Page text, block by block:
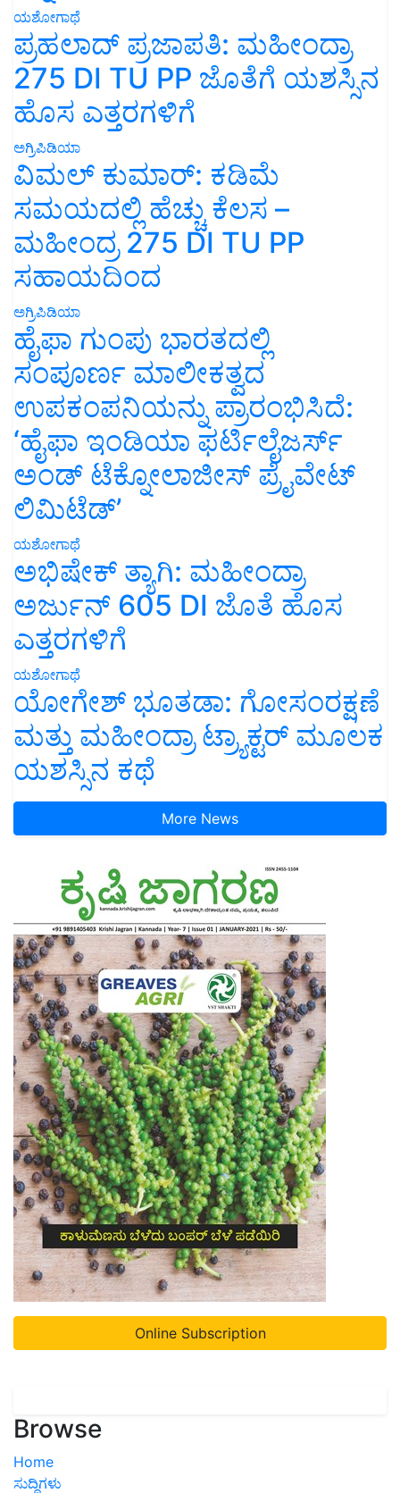
ಯಶೋಗಾಥೆ
ಪ್ರಹಲಾದ್ ಪ್ರಜಾಪತಿ: ಮಹೀಂದ್ರಾ
275 DI TU PP ಜೊತೆಗೆ ಯಶಸ್ಸಿನ
ಹೊಸ ಎತ್ತರಗಳಿಗೆ
ಅಗ್ರಿಪಿಡಿಯಾ
ವಿಮಲ್ ಕುಮಾರ್: ಕಡಿಮೆ
ಸಮಯದಲ್ಲಿ ಹೆಚ್ಚು ಕೆಲಸ –
ಮಹೀಂದ್ರ 275 DI TU PP
ಸಹಾಯದಿಂದ
ಅಗ್ರಿಪಿಡಿಯಾ
ಹೈಫಾ ಗುಂಪು ಭಾರತದಲ್ಲಿ
ಸಂಪೂರ್ಣ ಮಾಲೀಕತ್ವದ
ಉಪಕಂಪನಿಯನ್ನು ಪ್ರಾರಂಭಿಸಿದೆ:
‘ಹೈಫಾ ಇಂಡಿಯಾ ಫರ್ಟಿಲೈಜರ್ಸ್
ಅಂಡ್ ಟೆಕ್ನೋಲಾಜೀಸ್ ಪ್ರೈವೇಟ್
ಲಿಮಿಟೆಡ್’
ಯಶೋಗಾಥೆ
ಅಭಿಷೇಕ್ ತ್ಯಾಗಿ: ಮಹೀಂದ್ರಾ
ಅರ್ಜುನ್ 605 DI ಜೊತೆ ಹೊಸ
ಎತ್ತರಗಳಿಗೆ
ಯಶೋಗಾಥೆ
ಯೋಗೇಶ್ ಭೂತಡಾ: ಗೋಸಂರಕ್ಷಣೆ
ಮತ್ತು ಮಹೀಂದ್ರಾ ಟ್ರ್ಯಾಕ್ಟರ್ ಮೂಲಕ
ಯಶಸ್ಸಿನ ಕಥೆ
More News
Online Subscription
Browse
Home
ಸುದ್ದಿಗಳು